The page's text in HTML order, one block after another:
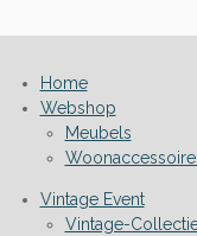
Home
Webshop
Meubels
Vintage Event
Vintage-